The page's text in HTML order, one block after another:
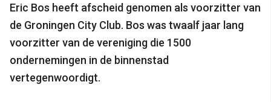
Eric Bos heeft afscheid genomen als voorzitter van
de Groningen City Club. Bos was twaalf jaar lang
voorzitter van de vereniging die 1500
ondernemingen in de binnenstad
vertegenwoordigt.